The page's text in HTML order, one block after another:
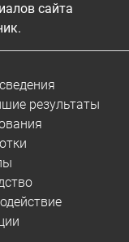
сайта
результаты